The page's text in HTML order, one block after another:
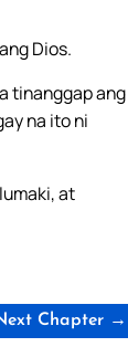
Dios.
tinanggap ang
na ito ni
at
Chapter →